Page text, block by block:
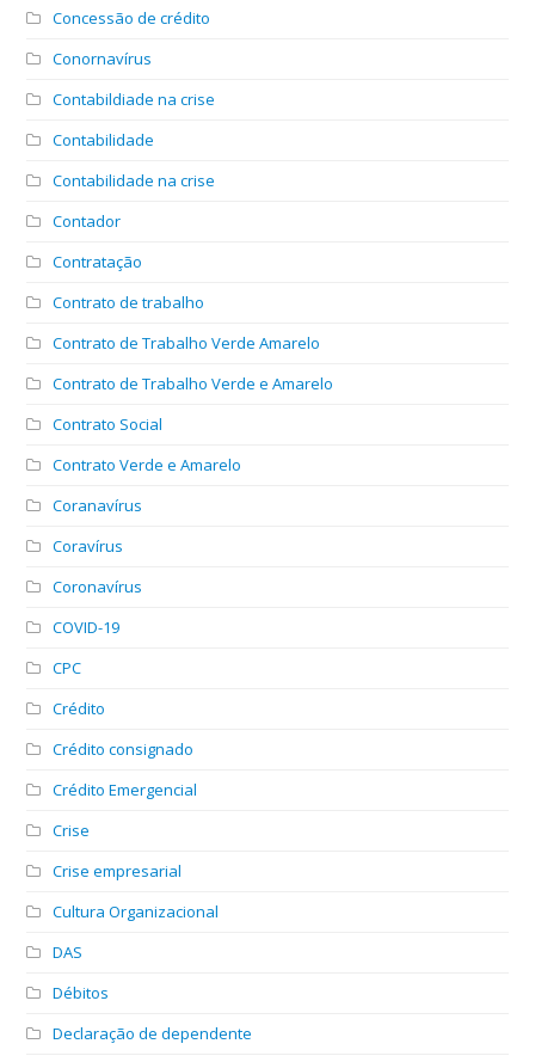
Concessão de crédito
Conornavírus
Contabildiade na crise
Contabilidade
Contabilidade na crise
Contador
Contratação
Contrato de trabalho
Contrato de Trabalho Verde Amarelo
Contrato de Trabalho Verde e Amarelo
Contrato Social
Contrato Verde e Amarelo
Coranavírus
Coravírus
Coronavírus
COVID-19
CPC
Crédito
Crédito consignado
Crédito Emergencial
Crise
Crise empresarial
Cultura Organizacional
DAS
Débitos
Declaração de dependente